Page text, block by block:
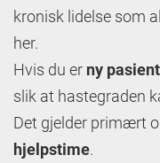
kronisk lidelse som
her.
Hvis du er ny pasient
slik at hastegraden
Det gjelder primært
hjelpstime.